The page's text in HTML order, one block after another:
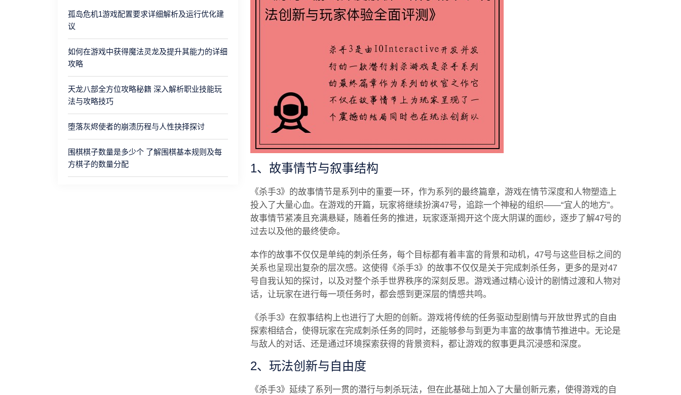
孤岛危机1游戏配置要求详细解析及运行优化建
议
如何在游戏中获得魔法灵龙及提升其能力的详细
攻略
天龙八部全方位攻略秘籍 深入解析职业技能玩
法与攻略技巧
堕落灰烬使者的崩溃历程与人性抉择探讨
围棋棋子数量是多少个 了解围棋基本规则及每
方棋子的数量分配
1、故事情节与叙事结构
《杀手3》的故事情节是系列中的重要一环，作为系列的最终篇章，游戏在情节深度和人物塑造上
投入了大量心血。在游戏的开篇，玩家将继续扮演47号，追踪一个神秘的组织——“宜人的地方”。
故事情节紧凑且充满悬疑，随着任务的推进，玩家逐渐揭开这个庞大阴谋的面纱，逐步了解47号的
过去以及他的最终使命。
本作的故事不仅仅是单纯的刺杀任务，每个目标都有着丰富的背景和动机，47号与这些目标之间的
关系也呈现出复杂的层次感。这使得《杀手3》的故事不仅仅是关于完成刺杀任务，更多的是对47
号自我认知的探讨，以及对整个杀手世界秩序的深刻反思。游戏通过精心设计的剧情过渡和人物对
话，让玩家在进行每一项任务时，都会感到更深层的情感共鸣。
《杀手3》在叙事结构上也进行了大胆的创新。游戏将传统的任务驱动型剧情与开放世界式的自由
探索相结合，使得玩家在完成刺杀任务的同时，还能够参与到更为丰富的故事情节推进中。无论是
与敌人的对话、还是通过环境探索获得的背景资料，都让游戏的叙事更具沉浸感和深度。
2、玩法创新与自由度
《杀手3》延续了系列一贯的潜行与刺杀玩法，但在此基础上加入了大量创新元素，使得游戏的自